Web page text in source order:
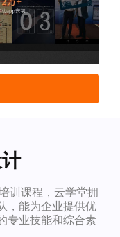
训课程，云学堂拥
，能为企业提供优
专业技能和综合素